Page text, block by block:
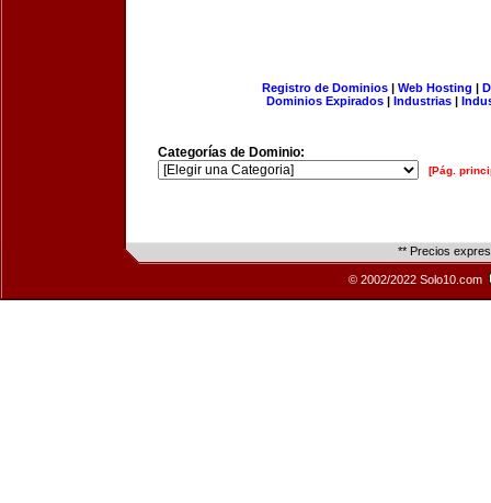
Registro de Dominios| Web Hosting |
Dominios Expirados | Industrias |
Categorías de Dominio:
[Pág.
** Precios
© 2002/2022 Solo10.com